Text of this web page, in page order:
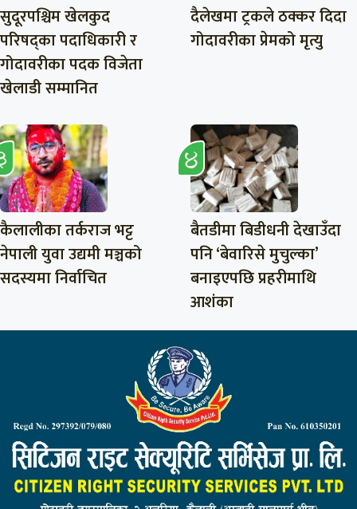
सुदूरपश्चिम खेलकुद
परिषद्का पदाधिकारी र
गोदावरीका पदक विजेता
खेलाडी सम्मानित
दैलेखमा ट्रकले ठक्कर दिदा
गोदावरीका प्रेमको मृत्यु
कैलालीका तर्कराज भट्ट
नेपाली युवा उद्यमी मञ्चको
सदस्यमा निर्वाचित
बैतडीमा बिडीधनी देखाउँदा
पनि ‘बेवारिसे मुचुल्का’
बनाइएपछि प्रहरीमाथि
आशंका